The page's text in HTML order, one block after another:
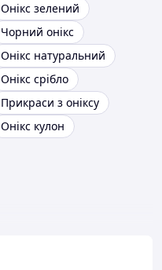
Онікс зелений
Чорний онікс
Онікс натуральний
Онікс срібло
Прикраси з оніксу
Онікс кулон